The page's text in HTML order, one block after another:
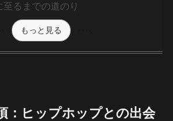
至るまでの道のり
もっと見る
：ヒップホップとの出会